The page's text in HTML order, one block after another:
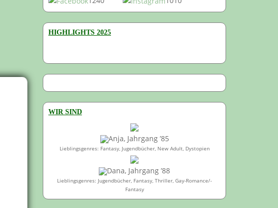
HIGHLIGHTS 2025
WIR SIND
Anja, Jahrgang ’85
Lieblingsgenres: Fantasy, Jugendbücher, New Adult, Dystopien
Dana, Jahrgang ’88
Lieblingsgenres: Jugendbücher, Fantasy, Thriller, Gay-Romance/-
Fantasy